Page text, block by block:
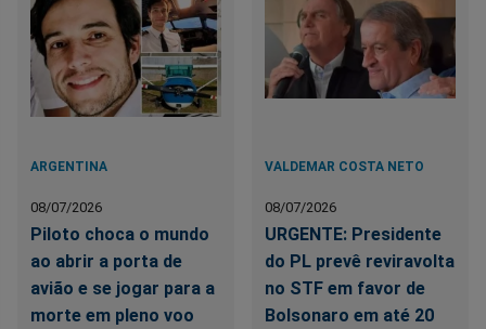
ARGENTINA
08/07/2026
Piloto choca o mundo
ao abrir a porta de
avião e se jogar para a
morte em pleno voo
VALDEMAR COSTA NETO
08/07/2026
URGENTE: Presidente
do PL prevê reviravolta
no STF em favor de
Bolsonaro em até 20